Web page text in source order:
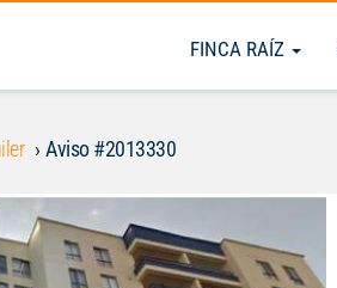
FINCA RAÍZ
Aviso #2013330